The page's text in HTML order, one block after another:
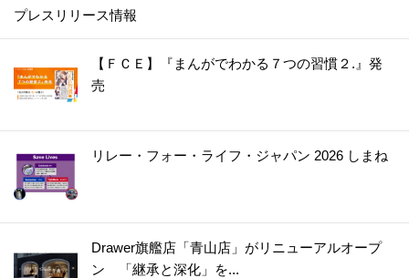
プレスリリース情報
【ＦＣＥ】『まんがでわかる７つの習慣２.』発
売
リレー・フォー・ライフ・ジャパン 2026 しまね
Drawer旗艦店「青山店」がリニューアルオープ
ン 「継承と深化」を...